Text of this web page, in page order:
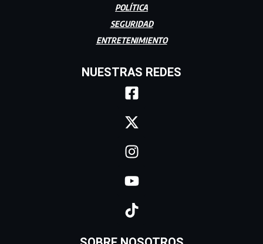
POLÍTICA
SEGURIDAD
ENTRETENIMIENTO
NUESTRAS REDES